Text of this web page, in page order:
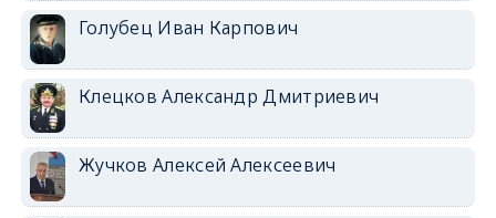
Голубец Иван Карпович
Клецков Александр Дмитриевич
Жучков Алексей Алексеевич